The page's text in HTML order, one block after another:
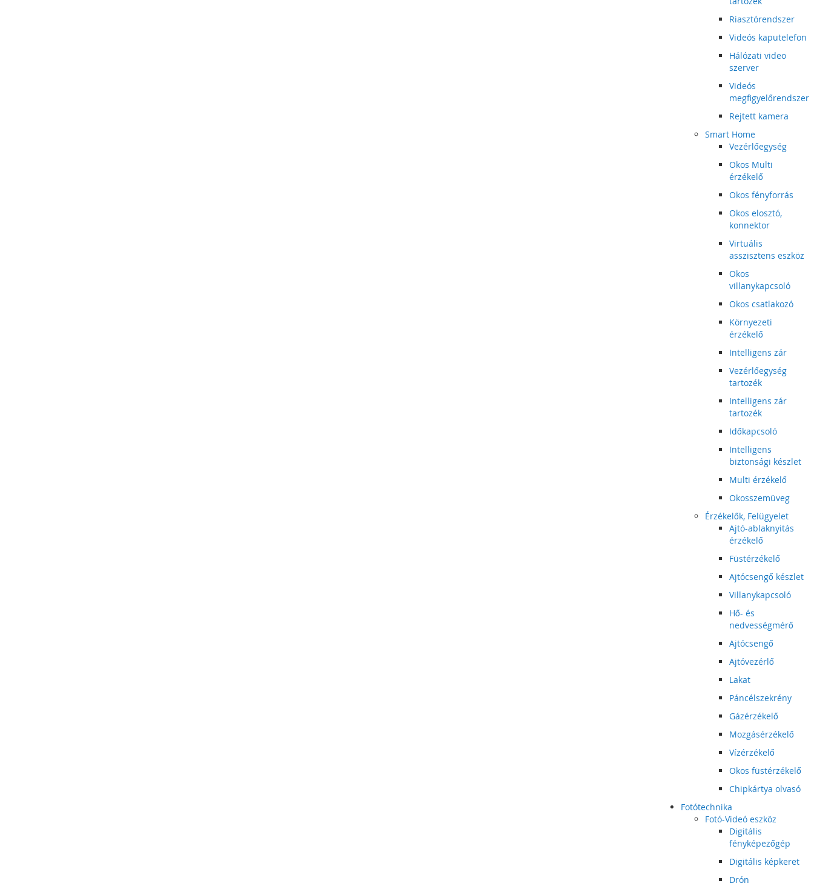
Riasztórendszer
Videós kaputelefon
Hálózati video
szerver
Videós
megfigyelőrendszer
Rejtett kamera
Smart Home
Vezérlőegység
Okos Multi
érzékelő
Okos fényforrás
Okos elosztó,
konnektor
Virtuális
asszisztens eszköz
Okos
villanykapcsoló
Okos csatlakozó
Környezeti
érzékelő
Intelligens zár
Vezérlőegység
tartozék
Intelligens zár
tartozék
Időkapcsoló
Intelligens
biztonsági készlet
Multi érzékelő
Okosszemüveg
Érzékelők, Felügyelet
Ajtó-ablaknyitás
érzékelő
Füstérzékelő
Ajtócsengő készlet
Villanykapcsoló
Hő- és
nedvességmérő
Ajtócsengő
Ajtóvezérlő
Lakat
Páncélszekrény
Gázérzékelő
Mozgásérzékelő
Vízérzékelő
Okos füstérzékelő
Chipkártya olvasó
Fotótechnika
Fotó-Videó eszköz
Digitális
fényképezőgép
Digitális képkeret
Drón